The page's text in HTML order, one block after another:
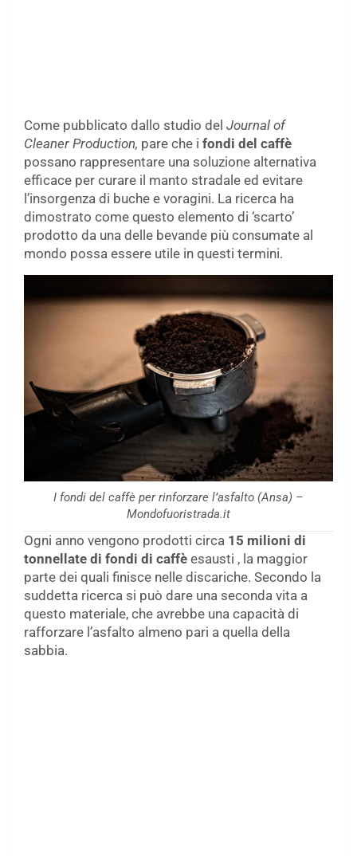
Come pubblicato dallo studio del Journal of
Cleaner Production, pare che i fondi del caffè
possano rappresentare una soluzione alternativa
efficace per curare il manto stradale ed evitare
l’insorgenza di buche e voragini. La ricerca ha
dimostrato come questo elemento di ‘scarto’
prodotto da una delle bevande più consumate al
mondo possa essere utile in questi termini.
I fondi del caffè per rinforzare l’asfalto (Ansa) –
Mondofuoristrada.it
Ogni anno vengono prodotti circa 15 milioni di
tonnellate di fondi di caffè esausti , la maggior
parte dei quali finisce nelle discariche. Secondo la
suddetta ricerca si può dare una seconda vita a
questo materiale, che avrebbe una capacità di
rafforzare l’asfalto almeno pari a quella della
sabbia.